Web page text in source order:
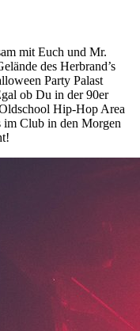
mit Euch und Mr.
des Herbrand’s
Party Palast
ob Du in der 90er
Hip-Hop Area
im Club in den Morgen